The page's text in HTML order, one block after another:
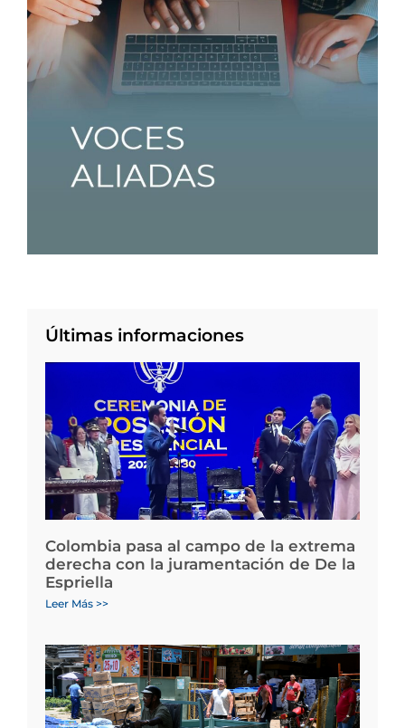
Últimas informaciones
Colombia pasa al campo de la extrema
derecha con la juramentación de De la
Espriella
Leer Más >>